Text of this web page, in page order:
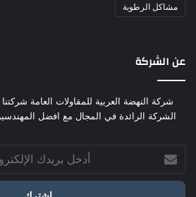
مشاكل الرطوبة
عن الشركة
الشركة الرائدة في المجال مع افضل
بريدك
الإلكتروني